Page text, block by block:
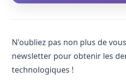
N'oubliez pas non plus de
newsletter pour obtenir les
technologiques !